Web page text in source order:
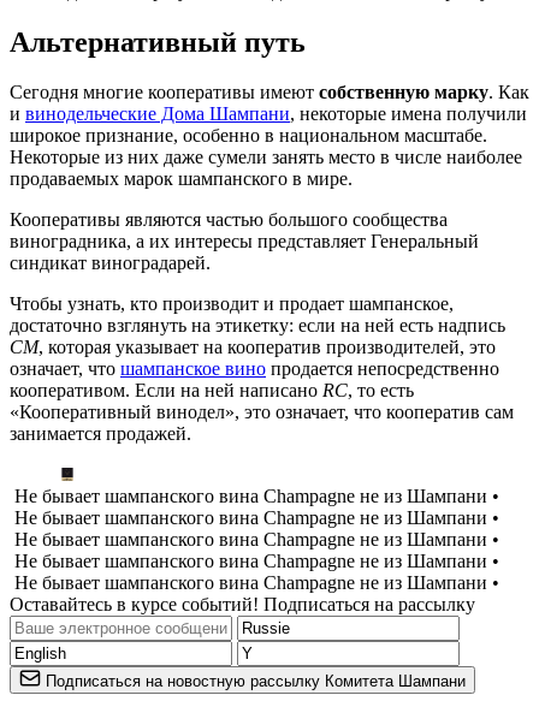
Альтернативный путь
Сегодня многие кооперативы имеют собственную марку. Как
и винодельческие Дома Шампани, некоторые имена получили
широкое признание, особенно в национальном масштабе.
Некоторые из них даже сумели занять место в числе наиболее
продаваемых марок шампанского в мире.
Кооперативы являются частью большого сообщества
виноградника, а их интересы представляет Генеральный
синдикат виноградарей.
Чтобы узнать, кто производит и продает шампанское,
достаточно взглянуть на этикетку: если на ней есть надпись
CM, которая указывает на кооператив производителей, это
означает, что шампанское вино продается непосредственно
кооперативом. Если на ней написано RC, то есть
«Кооперативный винодел», это означает, что кооператив сам
занимается продажей.
Не бывает шампанского вина Champagne не из Шампани •
Не бывает шампанского вина Champagne не из Шампани •
Не бывает шампанского вина Champagne не из Шампани •
Не бывает шампанского вина Champagne не из Шампани •
Не бывает шампанского вина Champagne не из Шампани •
Оставайтесь в курсе событий! Подписаться на рассылку
Подписаться на новостную рассылку Комитета Шампани